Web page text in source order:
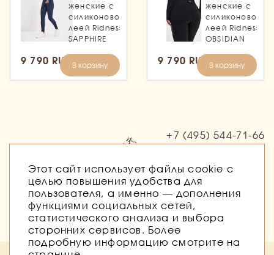
женские с
силиконовой
леей Ridness
SAPPHIRE
9 790 RUB В корзину
женские с
силиконовой
леей Ridness
OBSIDIAN
9 790 RUB В корзину
+7 (495) 544-71-66
Этот сайт использует файлы cookie с
целью повышения удобства для
пользователя, а именно — дополнения
функциями социальных сетей,
статистического анализа и выбора
сторонних сервисов. Более
подробную информацию смотрите на